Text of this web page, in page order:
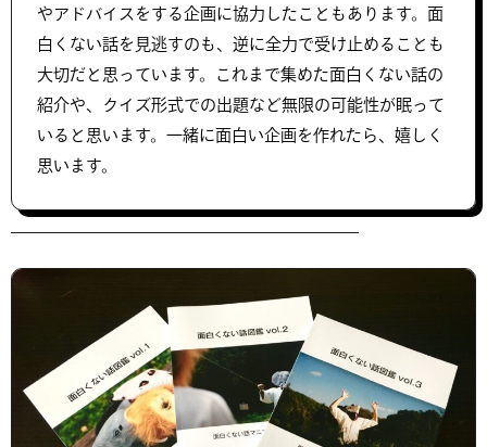
やアドバイスをする企画に協力したこともあります。面
白くない話を見逃すのも、逆に全力で受け止めることも
大切だと思っています。これまで集めた面白くない話の
紹介や、クイズ形式での出題など無限の可能性が眠って
いると思います。一緒に面白い企画を作れたら、嬉しく
思います。